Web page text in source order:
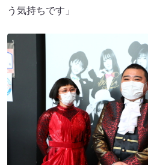
う気持ちです」